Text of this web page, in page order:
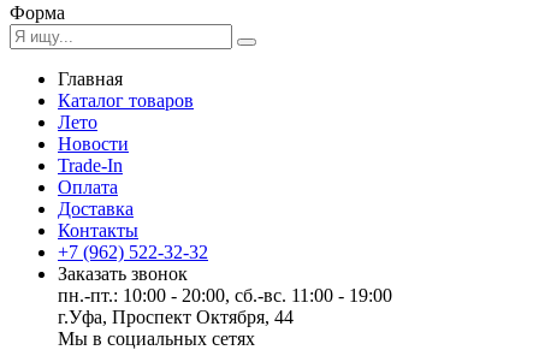
Форма
Главная
Каталог товаров
Лето
Новости
Trade-In
Оплата
Доставка
Контакты
+7 (962) 522-32-32
Заказать звонок
пн.-пт.: 10:00 - 20:00, сб.-вс. 11:00 - 19:00
г.Уфа, Проспект Октября, 44
Мы в социальных сетях